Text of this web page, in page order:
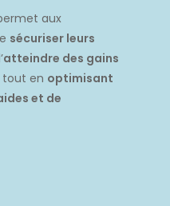
aux
sécuriser leurs
atteindre des gains
tout en optimisant
et de